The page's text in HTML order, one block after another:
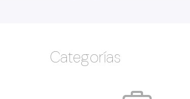
Categorías